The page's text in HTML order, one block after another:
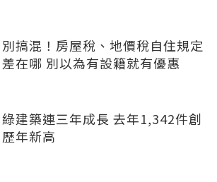
別搞混！房屋稅、地價稅自住規定
差在哪 別以為有設籍就有優惠
綠建築連三年成長 去年1,342件創
歷年新高